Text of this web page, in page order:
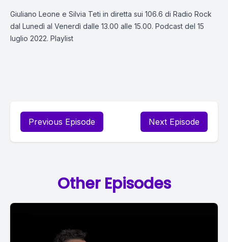
Giuliano Leone e Silvia Teti in diretta sui 106.6 di Radio Rock
dal Lunedì al Venerdì dalle 13.00 alle 15.00. Podcast del 15
luglio 2022. Playlist
Previous Episode Next Episode
Other Episodes